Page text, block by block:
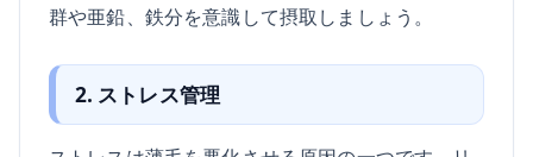
群や亜鉛、鉄分を意識して摂取しましょう。
2. ストレス管理